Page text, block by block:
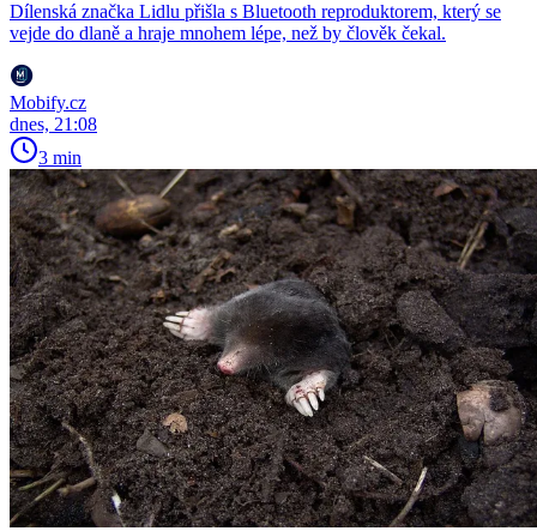
Dílenská značka Lidlu přišla s Bluetooth reproduktorem, který se
vejde do dlaně a hraje mnohem lépe, než by člověk čekal.
Mobify.cz
dnes, 21:08
3 min